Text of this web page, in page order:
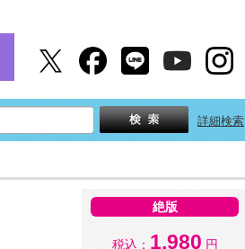
詳細検索
絶版
税込： 1,980 円